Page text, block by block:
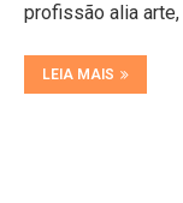
profissão alia
LEIA MAIS